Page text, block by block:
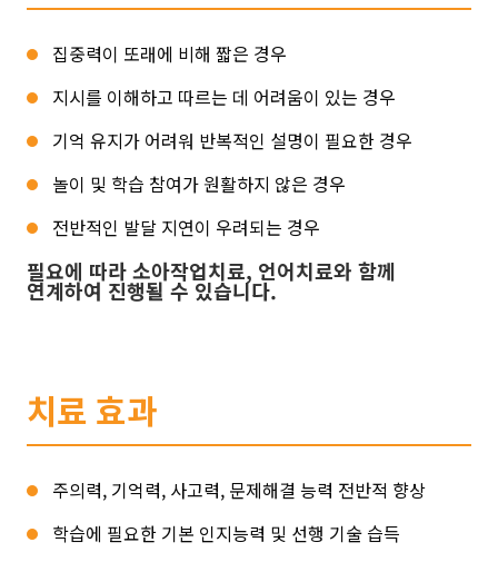
집중력이 또래에 비해 짧은 경우
지시를 이해하고 따르는 데 어려움이 있는 경우
기억 유지가 어려워 반복적인 설명이 필요한 경우
놀이 및 학습 참여가 원활하지 않은 경우
전반적인 발달 지연이 우려되는 경우
필요에 따라 소아작업치료, 언어치료와 함께
연계하여 진행될 수 있습니다.
치료 효과
주의력, 기억력, 사고력, 문제해결 능력 전반적 향상
학습에 필요한 기본 인지능력 및 선행 기술 습득